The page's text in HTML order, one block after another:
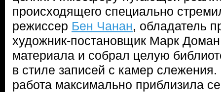
происходящего специально
режиссер Бен Чанан, обладатель
художник-постановщик Марк Доман
материала и собрал целую
в стиле записей с камер слежения.
работа максимально приблизила